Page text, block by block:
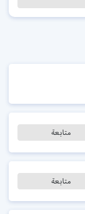
متابعة
متابعة